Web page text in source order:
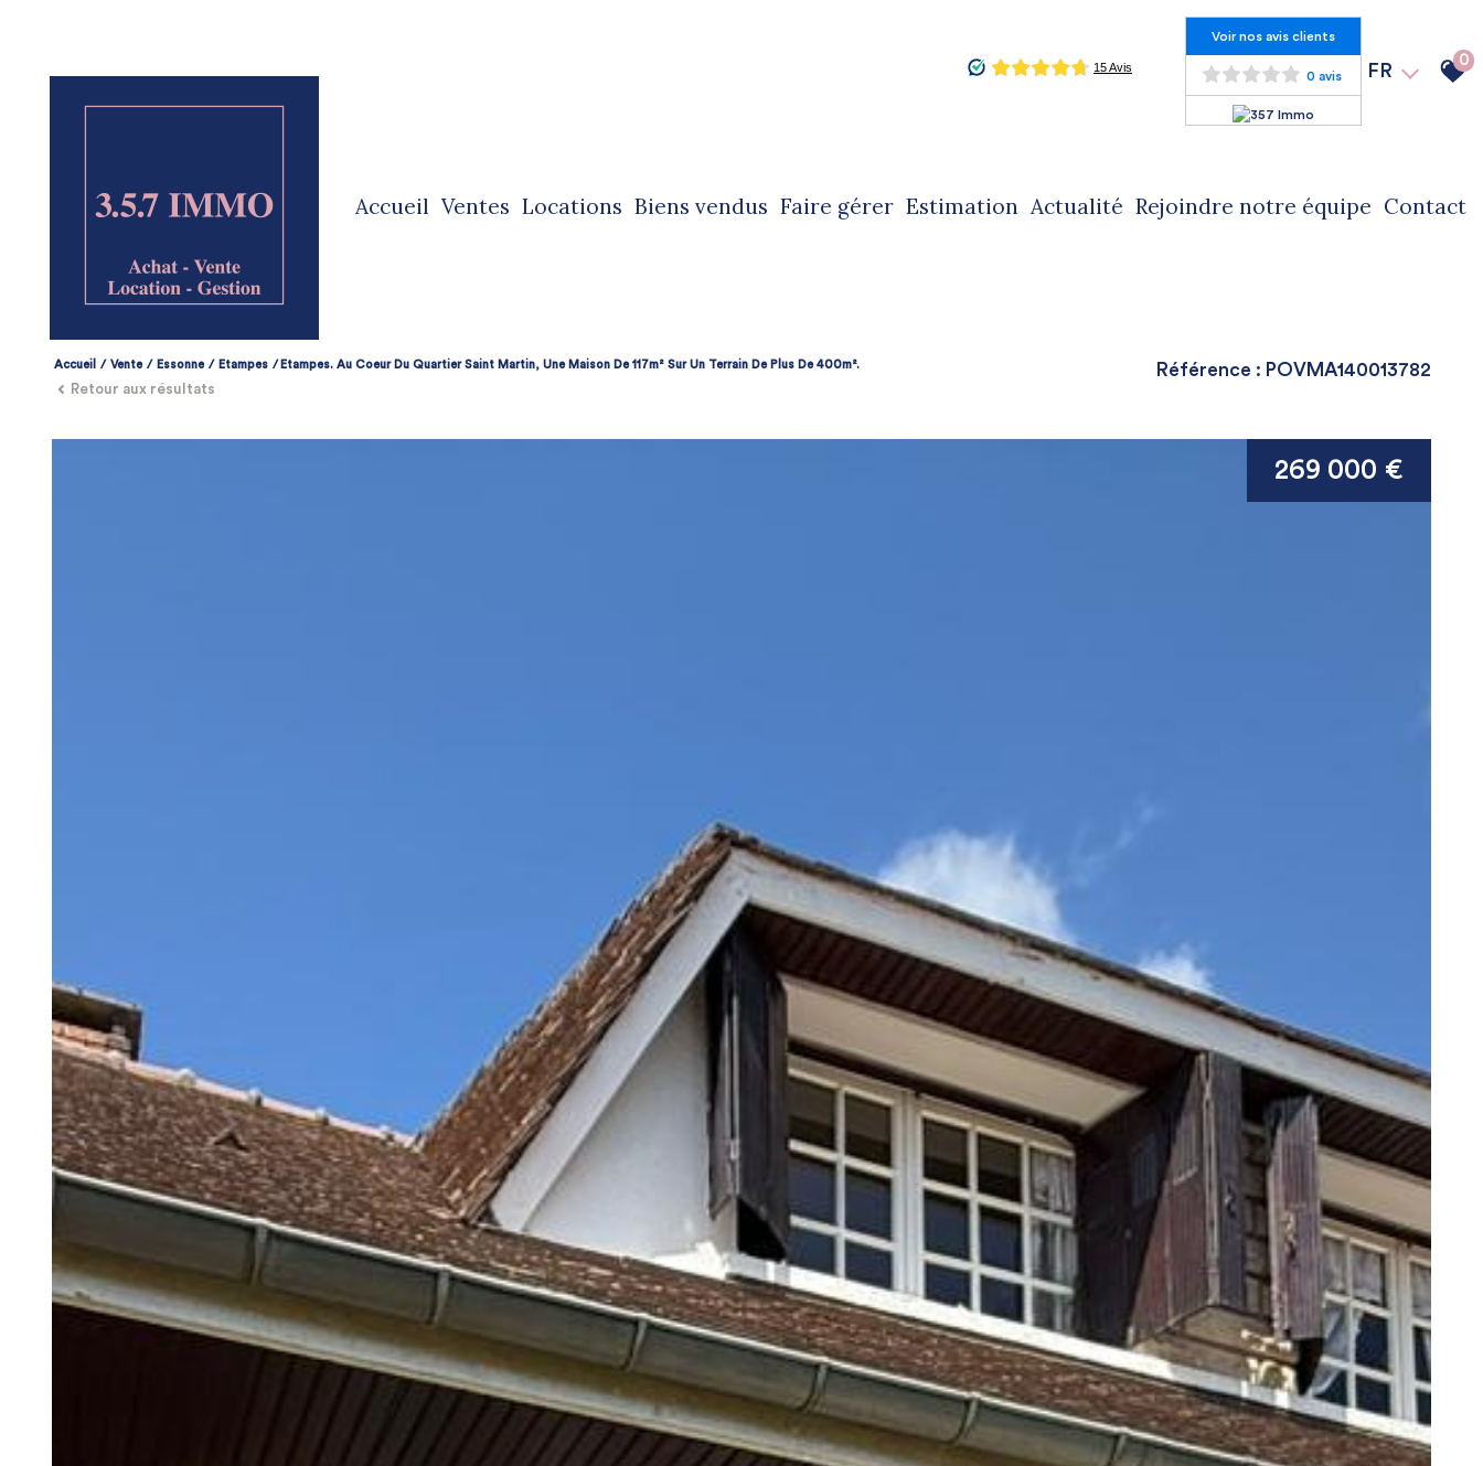
Voir nos avis clients
0 avis FR
0
accueil ventes locations biens vendus faire gérer estimation actualité rejoindre notre équipe contact
Accueil Vente Essonne Etampes Etampes. Au Coeur Du Quartier Saint Martin, Une Maison De 117m² Sur Un Terrain De Plus De 400m².
Retour aux résultats
Référence : POVMA140013782
269 000 €